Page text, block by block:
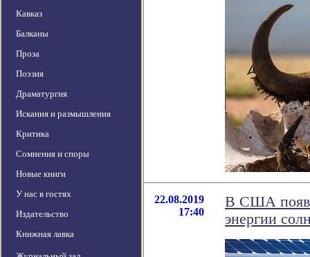
Кавказ
Балканы
Проза
Поэзия
Драматургия
Искания и размышления
Критика
Сомнения и споры
Новые книги
У нас в гостях
Издательство
Книжная лавка
22.08.2019
17:40
В США
энергии